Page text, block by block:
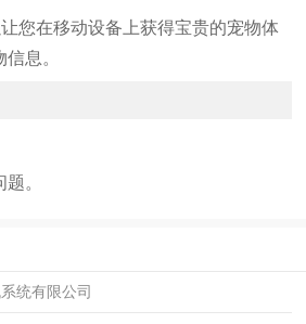
您在移动设备上获得宝贵的宠物体
息。
。
统有限公司